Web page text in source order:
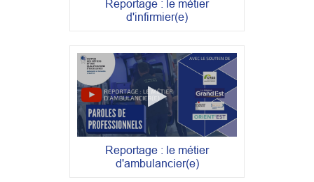
Reportage : le métier
d'infirmier(e)
Reportage : le métier
d'ambulancier(e)